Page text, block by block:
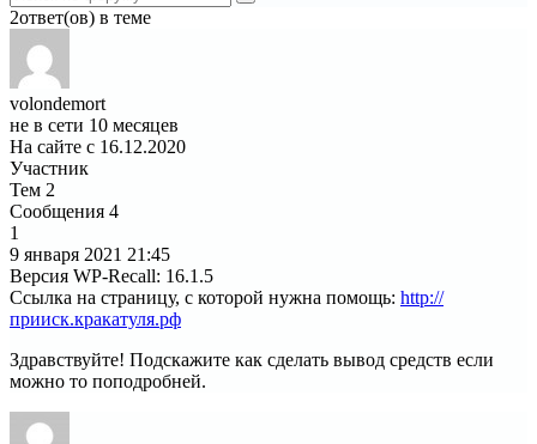
2ответ(ов) в теме
volondemort
не в сети 10 месяцев
На сайте с 16.12.2020
Участник
Тем 2
Сообщения 4
1
9 января 2021 21:45
Версия WP-Recall: 16.1.5
Ссылка на страницу, с которой нужна помощь: http://
прииск.кракатуля.рф
Здравствуйте! Подскажите как сделать вывод средств если
можно то поподробней.